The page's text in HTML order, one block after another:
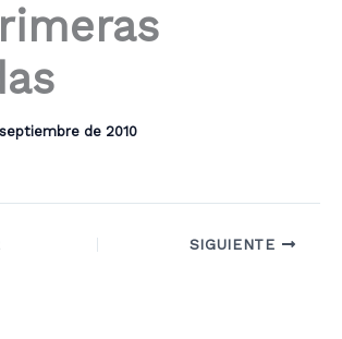
septiembre de 2010
SIGUIENTE